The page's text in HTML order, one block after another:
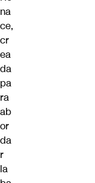
na
ce,
cr
ea
da
pa
ra
ab
or
da
r
la